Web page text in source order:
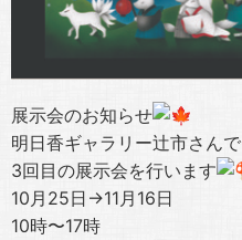
展示会のお知らせ
明日香ギャラリー辻市さんで
3回目の展示会を行います
10月25日→11月16日
10時〜17時